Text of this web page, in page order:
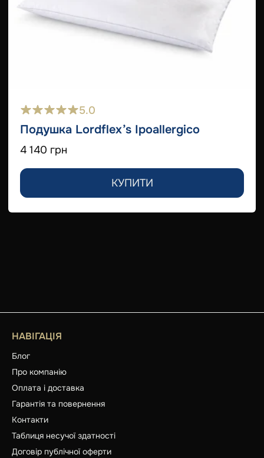
5.0
Подушка Lordflex’s Ipoallergico
4 140 грн
КУПИТИ
НАВІГАЦІЯ
Блог
Про компанію
Оплата і доставка
Гарантія та повернення
Контакти
Таблиця несучої здатності
Договір публічної оферти